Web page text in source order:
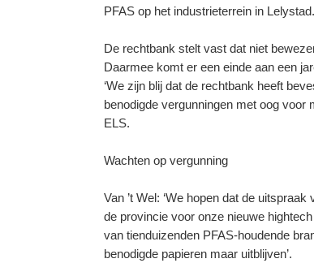
PFAS op het industrieterrein in Lelystad.
De rechtbank stelt vast dat niet
Daarmee komt er een einde aan een
‘We zijn blij dat de rechtbank heeft
benodigde vergunningen met oog voor
ELS.
Wachten op vergunning
Van ’t Wel: ‘We hopen dat de
de provincie voor onze nieuwe
van tienduizenden PFAS-houdende
benodigde papieren maar uitblijven’.